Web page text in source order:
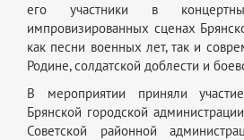
его участники в
импровизированных сценах
как песни военных лет, так и
Родине, солдатской доблести и
В мероприятии приняли
Брянской городской администрации
Советской районной